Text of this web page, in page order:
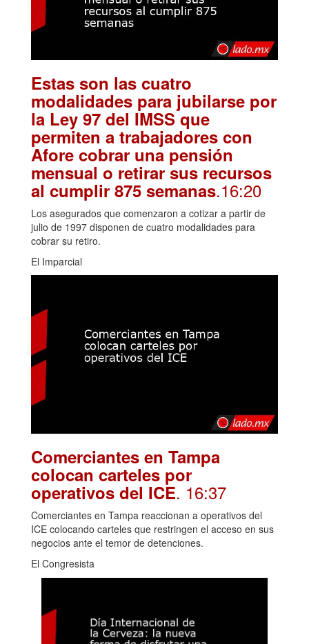
Estas son las cuatro
modalidades para jubilarse por
la Ley 97 del IMSS que
permiten a trabajadores con
Afore cobrar una pensión
mensual o retirar sus recursos
al cumplir 875 semanas.16:20
Los asegurados que comenzaron a cotizar a partir de
julio de 1997 disponen de cuatro modalidades para
cobrar su retiro.
El Imparcial
Comerciantes en Tampa
colocan carteles por
operativos del ICE. 16:37
Comerciantes en Tampa reaccionan a operativos del
ICE colocando carteles que restringen el acceso en sus
negocios ante el temor de detenciones.
El Congresista